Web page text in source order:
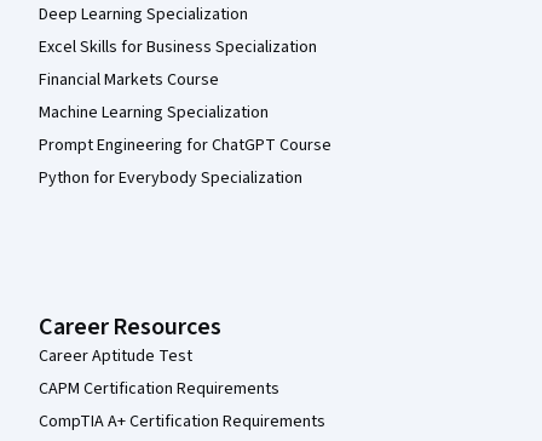
Deep Learning Specialization
Excel Skills for Business Specialization
Financial Markets Course
Machine Learning Specialization
Prompt Engineering for ChatGPT Course
Python for Everybody Specialization
Career Resources
Career Aptitude Test
CAPM Certification Requirements
CompTIA A+ Certification Requirements